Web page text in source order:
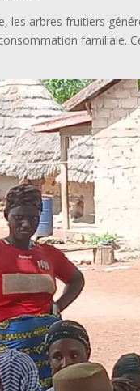
les arbres fruitiers
familiale.